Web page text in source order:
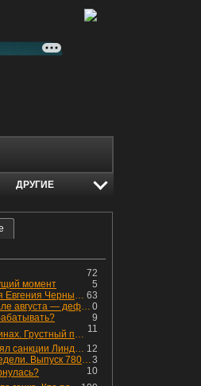
ДРУГИЕ
72
5
момент
63
Почему стратегия Евгения Черных приведет вас к убыткам в 2026 году
0
Инфляция в начале августа — дефляция из-за топлива и плодоовощной корзины, но услуги продолжают дорожать, а рубль начал ослабевать.
9
11
⛽️Евротранс в руинах. Грустный пост😶😞 Что изменилось в облигациях?
12
Сенат США принял санкции Линдси Грэма против России
3
Лучшие бумаги недели. Выпуск 780 – обновления для пятницы
10